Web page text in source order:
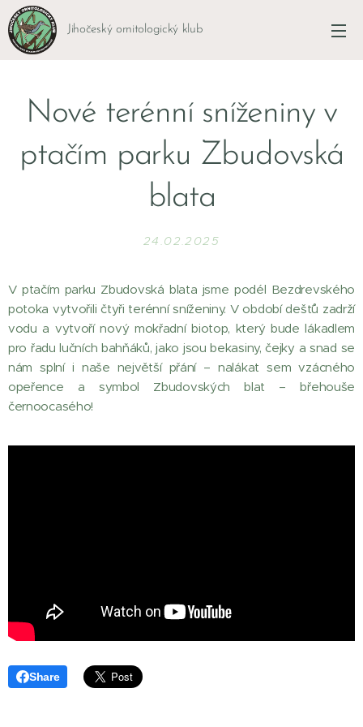
Jihočeský ornitologický klub
Nové terénní sníženiny v
ptačím parku Zbudovská
blata
24.02.2025
V ptačím parku Zbudovská blata jsme podél Bezdrevského
potoka vytvořili čtyři terénní sníženiny. V období dešťů zadrží
vodu a vytvoří nový mokřadní biotop, který bude lákadlem
pro řadu lučních bahňáků, jako jsou bekasiny, čejky a snad se
nám splní i naše největší přání – nalákat sem vzácného
opeřence a symbol Zbudovských blat – břehouše
černoocasého!
Share